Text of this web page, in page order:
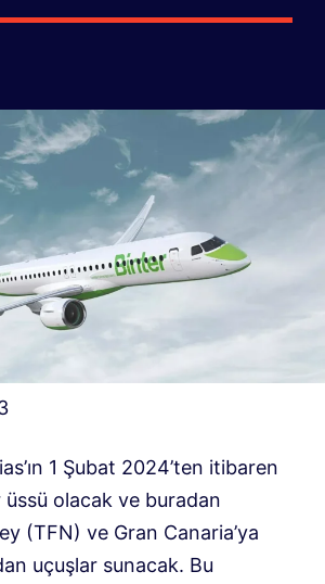
1 Şubat 2024’ten itibaren
üssü olacak ve buradan
(TFN) ve Gran Canaria’ya
uçuşlar sunacak. Bu